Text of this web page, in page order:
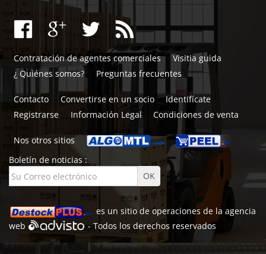
Contratación de agentes comerciales
Visitia guida
¿ Quiénes somos?
Preguntas frecuentes
Contacto Convertirse en un socio
Identifícate
Registrarse
Información Legal Condiciones de venta
Nos otros sitios
Boletín de noticias :
es un sitio de operaciones de la agencia
web
- Todos los derechos reservados